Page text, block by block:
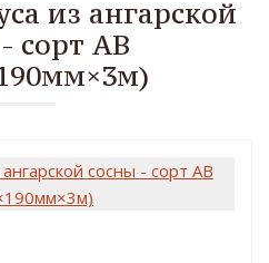
из ангарской
сорт AB